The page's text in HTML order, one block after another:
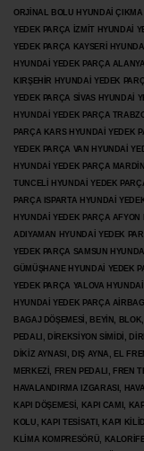
ORJİNAL BOLU HYUNDAİ
YEDEK PARÇA İZMİT HYUNDAİ
YEDEK PARÇA KAYSERİ
HYUNDAİ YEDEK PARÇA
KIRŞEHİR HYUNDAİ YEDEK
YEDEK PARÇA SİVAS HYUNDAİ
HYUNDAİ YEDEK PARÇA
PARÇA KARS HYUNDAİ YEDEK
YEDEK PARÇA VAN HYUNDAİ
HYUNDAİ YEDEK PARÇA
TUNCELİ HYUNDAİ YEDEK
PARÇA ISPARTA HYUNDAİ
HYUNDAİ YEDEK PARÇA
ADIYAMAN HYUNDAİ YEDEK
YEDEK PARÇA SAMSUN
GÜMÜŞHANE HYUNDAİ YEDEK
YEDEK PARÇA YALOVA
HYUNDAİ YEDEK PARÇA
BAGAJ DÖŞEMESİ, BEYİN,
PEDALI, DİREKSİYON SİMİDİ,
DİKİZ AYNASI, DIŞ AYNA, EL
MERKEZİ, FREN PEDALI, FREN
HAVALANDIRMA IZGARASI,
KAPI DÖŞEMESİ, KAPI CAMI,
KOLU, KAPI TESİSATI, KAPI
KLİMA KOMPRESÖRÜ,